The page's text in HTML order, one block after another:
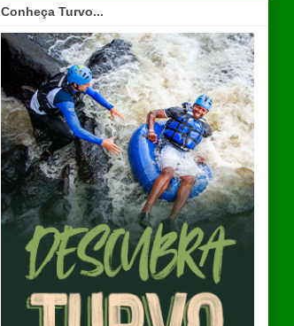
Conheça Turvo...